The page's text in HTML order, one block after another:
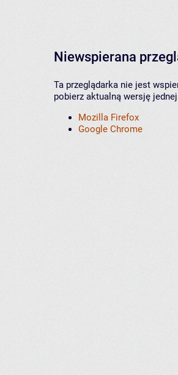
Niewspierana
Ta przeglądarka nie jest
pobierz aktualną wersję
Mozilla Firefox
Google Chrome